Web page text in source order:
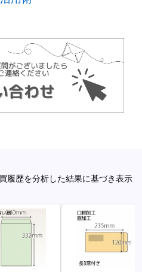
履歴を分析した結果に基づき表示